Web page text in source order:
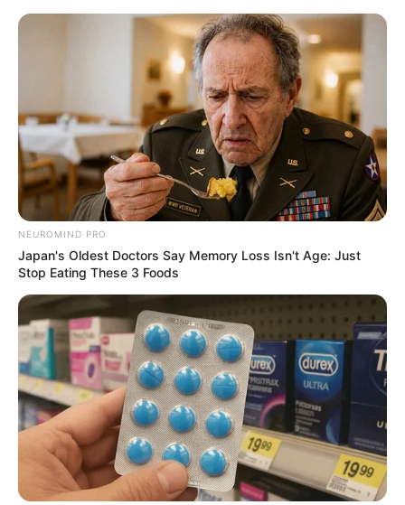
NEUROMIND PRO
Japan's Oldest Doctors Say Memory Loss Isn't Age: Just
Stop Eating These 3 Foods